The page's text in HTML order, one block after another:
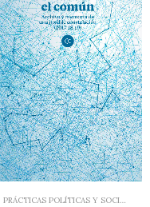
PRÁCTICAS POLÍTICAS Y SOCIALES